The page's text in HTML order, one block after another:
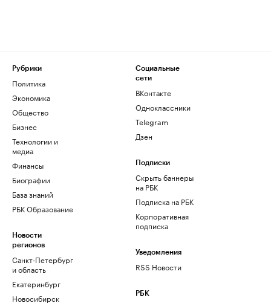
Рубрики
Политика
Экономика
Общество
Бизнес
Технологии и
медиа
Финансы
Биографии
База знаний
РБК Образование
Новости
регионов
Санкт-Петербург
и область
Екатеринбург
Новосибирск
Социальные
сети
ВКонтакте
Одноклассники
Telegram
Дзен
Подписки
Скрыть баннеры
на РБК
Подписка на РБК
Корпоративная
подписка
Уведомления
RSS Новости
РБК